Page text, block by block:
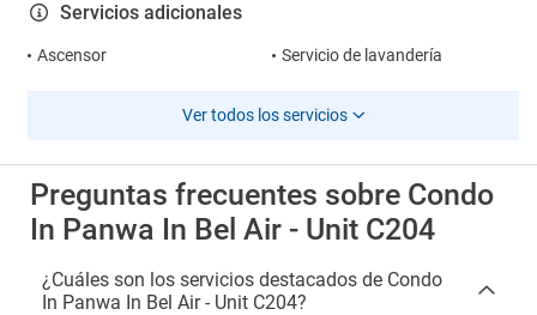
Servicios adicionales
Ascensor Servicio de lavandería
Ver todos los servicios
Preguntas frecuentes sobre Condo
In Panwa In Bel Air - Unit C204
¿Cuáles son los servicios destacados de Condo
In Panwa In Bel Air - Unit C204?